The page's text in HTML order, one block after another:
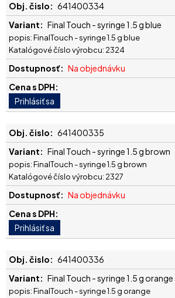
641400334
Final Touch - syringe 1.5 g blue
popis: FinalTouch - syringe 1.5 g blue
Katalógové číslo výrobcu: 2324
Na objednávku
641400335
Final Touch - syringe 1.5 g brown
popis: FinalTouch - syringe 1.5 g brown
Katalógové číslo výrobcu: 2327
Na objednávku
641400336
Final Touch - syringe 1.5 g orange
popis: FinalTouch - syringe 1.5 g orange